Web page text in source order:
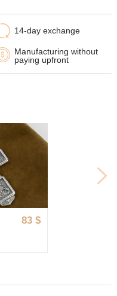
14-day exchange
Manufacturing without
paying upfront
83 $